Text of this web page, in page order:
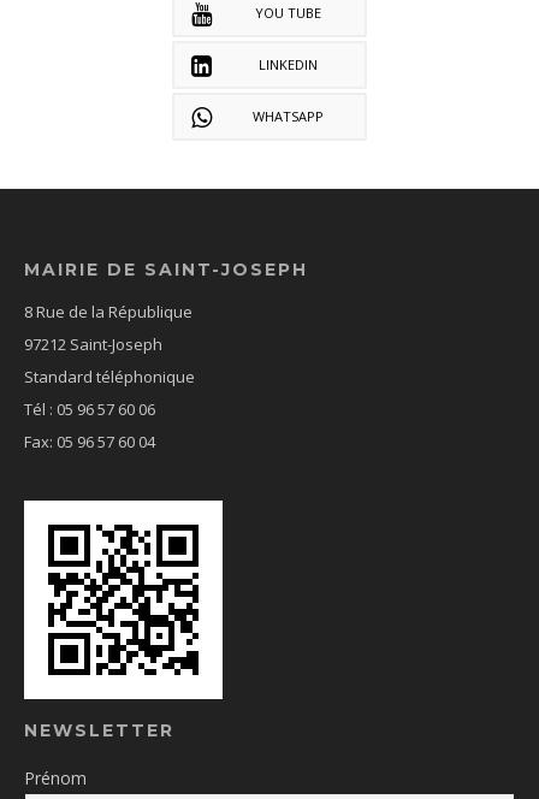
YOU TUBE
LINKEDIN
WHATSAPP
MAIRIE DE SAINT-JOSEPH
8 Rue de la République
97212 Saint-Joseph
Standard téléphonique
Tél : 05 96 57 60 06
Fax: 05 96 57 60 04
NEWSLETTER
Prénom